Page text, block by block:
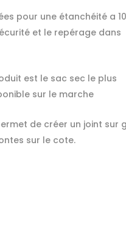
pour une étanchéité a
et le repérage dans
est le sac sec le plus
sur le marche
de créer un joint sur
sur le cote.